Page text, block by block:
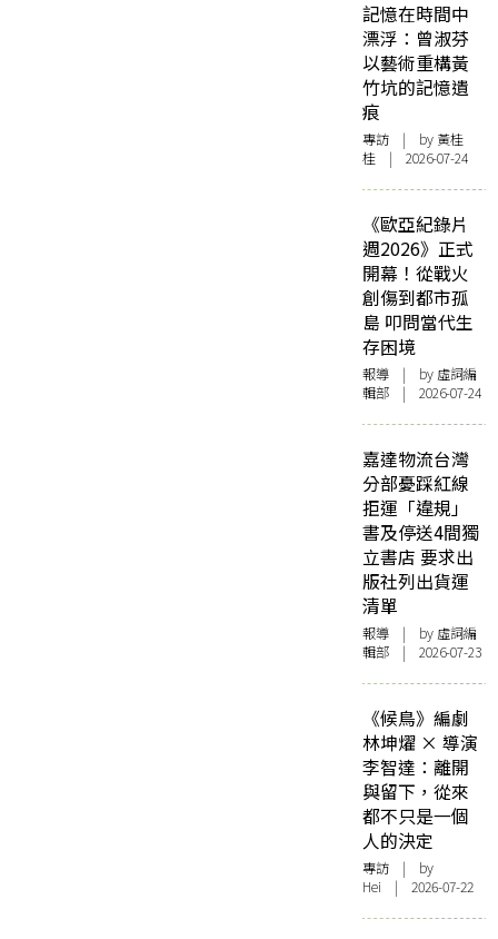
記憶在時間中
漂浮：曾淑芬
以藝術重構黃
竹坑的記憶遺
痕
專訪 | by 黃桂
桂 | 2026-07-24
《歐亞紀錄片
週2026》正式
開幕！從戰火
創傷到都市孤
島 叩問當代生
存困境
報導 | by 虛詞編
輯部 | 2026-07-24
嘉達物流台灣
分部憂踩紅線
拒運「違規」
書及停送4間獨
立書店 要求出
版社列出貨運
清單
報導 | by 虛詞編
輯部 | 2026-07-23
《候鳥》編劇
林坤燿 × 導演
李智達：離開
與留下，從來
都不只是一個
人的決定
專訪 | by
Hei | 2026-07-22